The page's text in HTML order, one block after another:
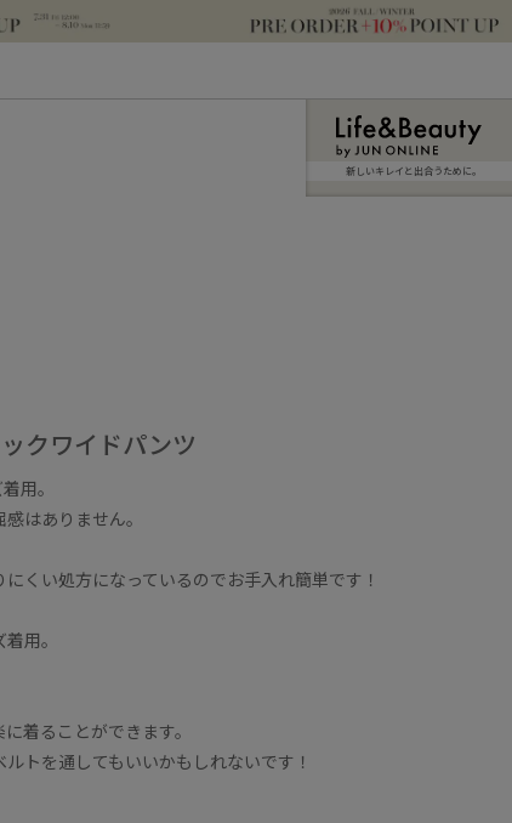
新しいキレイと出合うために。
クワイドパンツ
用。
はありません。
くい処方になっているのでお手入れ簡単です！
用。
着ることができます。
トを通してもいいかもしれないです！